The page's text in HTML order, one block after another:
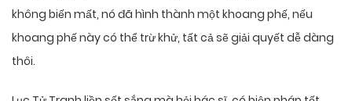
không biến mất, nó đã hình thành một khoang phế, nếu
khoang phế này có thể trừ khử, tất cả sẽ giải quyết dễ dàng
thôi.